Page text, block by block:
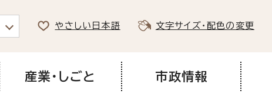
やさしい日本語 文字サイズ・配色の変更
産業・しごと 市政情報